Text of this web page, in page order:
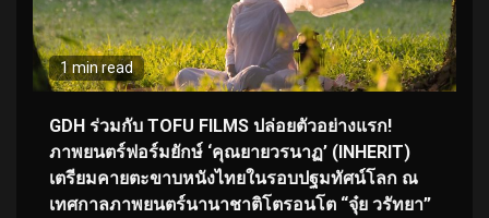
1 min read
GDH ร่วมกับ TOFU FILMS ปล่อยตัวอย่างแรก!
ภาพยนตร์ฟอร์มยักษ์ ‘คุณยายวรนาฏ’ (INHERIT)
เตรียมคายตะขาบหนังไทยในรอบปฐมทัศน์โลก ณ
เทศกาลภาพยนตร์นานาชาติโตรอนโต “จุ๋ย วรัทยา”